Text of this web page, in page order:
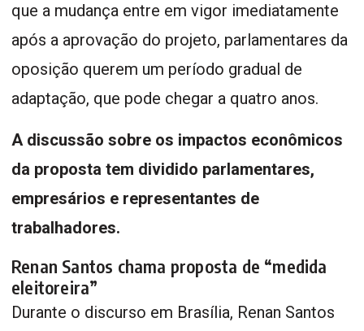
que a mudança entre em vigor imediatamente
após a aprovação do projeto, parlamentares da
oposição querem um período gradual de
adaptação, que pode chegar a quatro anos.
A discussão sobre os impactos econômicos
da proposta tem dividido parlamentares,
empresários e representantes de
trabalhadores.
Renan Santos chama proposta de “medida
eleitoreira”
Durante o discurso em Brasília, Renan Santos